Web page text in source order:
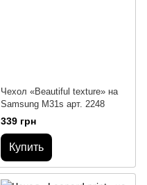
Чехол «Beautiful texture» на
Samsung M31s арт. 2248
339 грн
Купить